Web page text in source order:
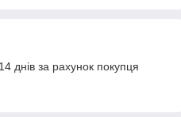
днів за рахунок покупця